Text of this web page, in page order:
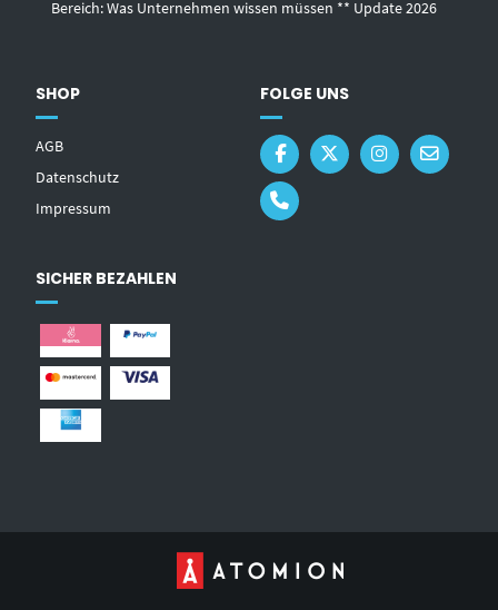
Bereich: Was Unternehmen wissen müssen ** Update 2026
SHOP
AGB
Datenschutz
Impressum
FOLGE UNS
SICHER BEZAHLEN